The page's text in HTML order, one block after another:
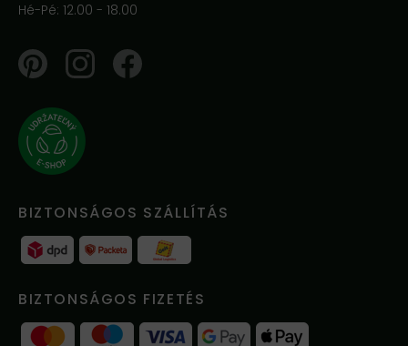
Hé-Pé: 12.00 - 18.00
PinterestInstagramFacebook
BIZTONSÁGOS SZÁLLÍTÁS
BIZTONSÁGOS FIZETÉS